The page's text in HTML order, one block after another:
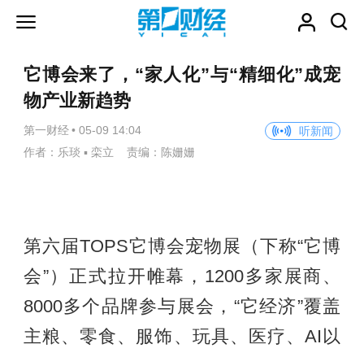
它博会来了，“家人化”与“精细化”成宠
物产业新趋势
第一财经 • 05-09 14:04
听新闻
作者：乐琰 ▪ 栾立 责编：陈姗姗
第六届TOPS它博会宠物展（下称“它博
会”）正式拉开帷幕，1200多家展商、
8000多个品牌参与展会，“它经济”覆盖
主粮、零食、服饰、玩具、医疗、AI以